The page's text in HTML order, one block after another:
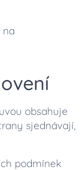
na
obsahuje
sjednávají,
podmínek